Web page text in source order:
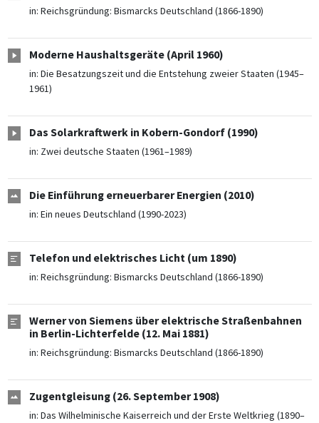
in: Reichsgründung: Bismarcks Deutschland (1866-1890)
Moderne Haushaltsgeräte (April 1960)
in: Die Besatzungszeit und die Entstehung zweier Staaten (1945–
1961)
Das Solarkraftwerk in Kobern-Gondorf (1990)
in: Zwei deutsche Staaten (1961–1989)
Die Einführung erneuerbarer Energien (2010)
in: Ein neues Deutschland (1990-2023)
Telefon und elektrisches Licht (um 1890)
in: Reichsgründung: Bismarcks Deutschland (1866-1890)
Werner von Siemens über elektrische Straßenbahnen
in Berlin-Lichterfelde (12. Mai 1881)
in: Reichsgründung: Bismarcks Deutschland (1866-1890)
Zugentgleisung (26. September 1908)
in: Das Wilhelminische Kaiserreich und der Erste Weltkrieg (1890–